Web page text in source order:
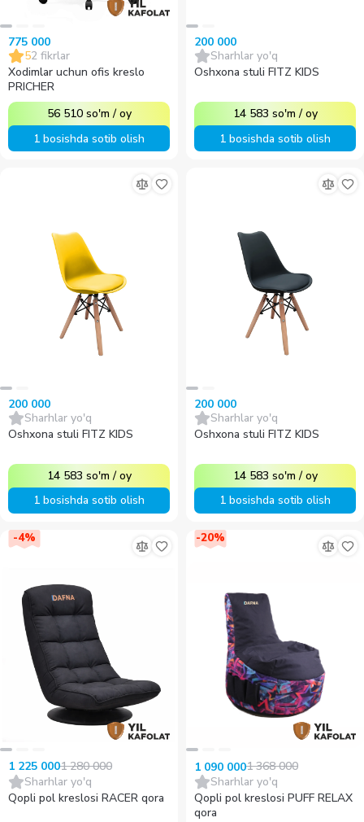
775 000
52 fikrlar
Xodimlar uchun ofis kreslo
PRICHER
56 510 so'm /oy
1 bosishda sotib olish
200 000
Sharhlar yo'q
Oshxona stuli FITZ KIDS
14 583 so'm /oy
1 bosishda sotib olish
200 000
Sharhlar yo'q
Oshxona stuli FITZ KIDS
14 583 so'm /oy
1 bosishda sotib olish
200 000
Sharhlar yo'q
Oshxona stuli FITZ KIDS
14 583 so'm /oy
1 bosishda sotib olish
-4%
1 225 0001 280 000
Sharhlar yo'q
Qopli pol kreslosi RACER qora
-20%
1 090 0001 368 000
Sharhlar yo'q
Qopli pol kreslosi PUFF RELAX
qora